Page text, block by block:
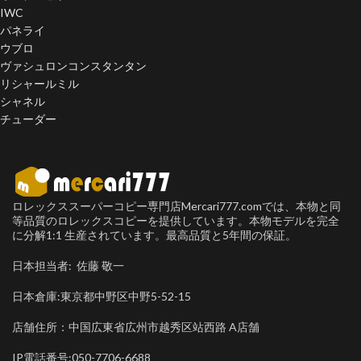
IWC
パネライ
ウブロ
ヴァシュロンコンスタンタン
リシャールミル
シャネル
チューダー
ロレックススーパーコピー専門店Mercari777.comでは、本物と同
等品質のロレックスコピーを提供しています。本物モデルを完全
に分解1:1 生産されています。最高品質と5年間の保証。
日本担当者: 佐藤 敬一
日本倉庫:東京都中野区中野5-52-15
店舗住所：中国広東省広州市越秀区站西路 A店舗
IP電話番号:050-7706-6688